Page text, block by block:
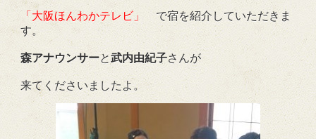
「大阪ほんわかテレビ」 で宿を紹介していただきま
す。
森アナウンサーと武内由紀子さんが
来てくださいましたよ。